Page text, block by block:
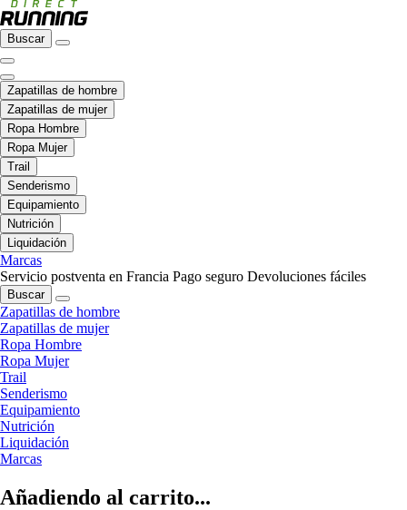
Buscar
Zapatillas de hombre
Zapatillas de mujer
Ropa Hombre
Ropa Mujer
Trail
Senderismo
Equipamiento
Nutrición
Liquidación
Marcas
Servicio postventa en Francia Pago seguro Devoluciones fáciles
Buscar
Zapatillas de hombre
Zapatillas de mujer
Ropa Hombre
Ropa Mujer
Trail
Senderismo
Equipamiento
Nutrición
Liquidación
Marcas
Añadiendo al carrito...